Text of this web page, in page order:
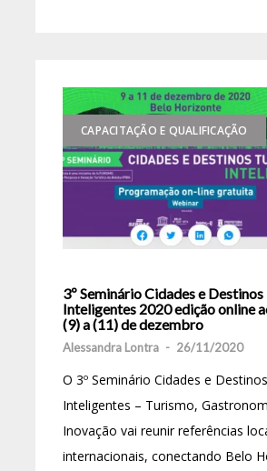
CAPACITAÇÃO E QUALIFICAÇÃO
3º Seminário Cidades e
Inteligentes 2020 edição online
(9) a (11) de dezembro
Alessandra Lontra - 26/11/2020
O 3º Seminário Cidades e
Inteligentes – Turismo,
Inovação vai reunir referências
internacionais, conectando Belo